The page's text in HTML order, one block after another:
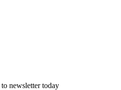
newsletter today